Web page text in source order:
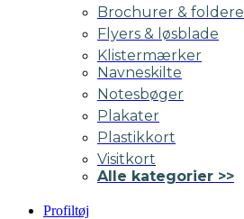
Brochurer & foldere
Flyers & løsblade
Klistermærker
Navneskilte
Notesbøger
Plakater
Plastikkort
Visitkort
Alle kategorier >>
Profiltøj